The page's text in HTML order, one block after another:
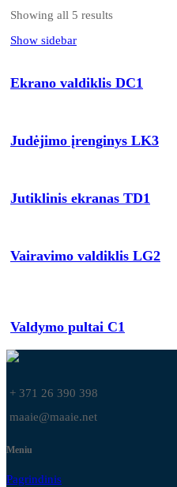
Showing all 5 results
Show sidebar
Ekrano valdiklis DC1
Judėjimo įrenginys LK3
Jutiklinis ekranas TD1
Vairavimo valdiklis LG2
Valdymo pultai C1
+ 371 26 390 398
maaie@maaie.net
Meniu
Pagrindinis